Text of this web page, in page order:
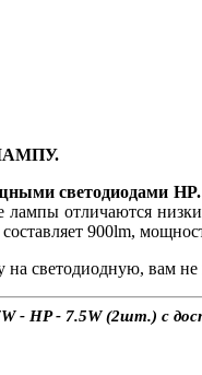
светодиодами
лампы отличаются
900lm,
светодиодную, вам не
- HP - 7.5W (2шт.) с